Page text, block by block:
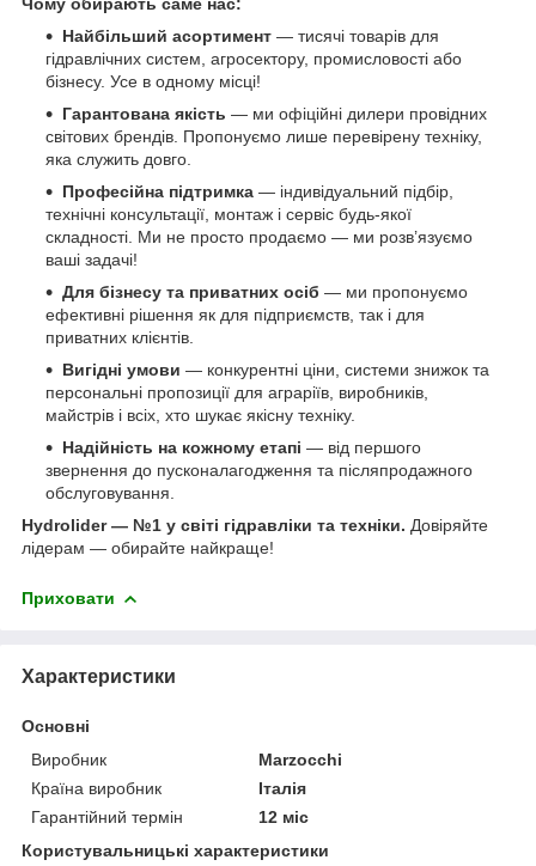
Найбільший асортимент — тисячі товарів для
гідравлічних систем, агросектору, промисловості або
бізнесу. Усе в одному місці!
Гарантована якість — ми офіційні дилери провідних
світових брендів. Пропонуємо лише перевірену техніку,
яка служить довго.
Професійна підтримка — індивідуальний підбір,
технічні консультації, монтаж і сервіс будь-якої
складності. Ми не просто продаємо — ми розв’язуємо
ваші задачі!
Для бізнесу та приватних осіб — ми пропонуємо
ефективні рішення як для підприємств, так і для
приватних клієнтів.
Вигідні умови — конкурентні ціни, системи знижок та
персональні пропозиції для аграріїв, виробників,
майстрів і всіх, хто шукає якісну техніку.
Надійність на кожному етапі — від першого
звернення до пусконалагодження та післяпродажного
обслуговування.
Hydrolider — №1 у світі гідравліки та техніки. Довіряйте
лідерам — обирайте найкраще!
Приховати
Характеристики
Основні
Виробник
Marzocchi
Країна виробник
Італія
Гарантійний термін
12 міс
Користувальницькі характеристики